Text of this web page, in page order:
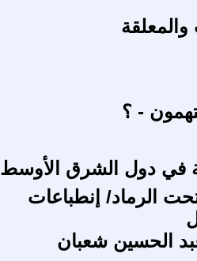
والمعلقة
- ؟
في دول الشرق الأوسط
الرماد/ إنطباعات
الحسين شعبان